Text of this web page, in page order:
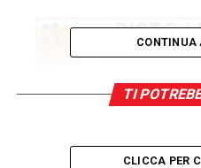
CONTINUA
TI
CLICCA PER